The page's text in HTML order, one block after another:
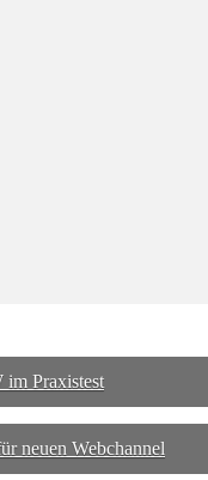
im Praxistest
neuen Webchannel